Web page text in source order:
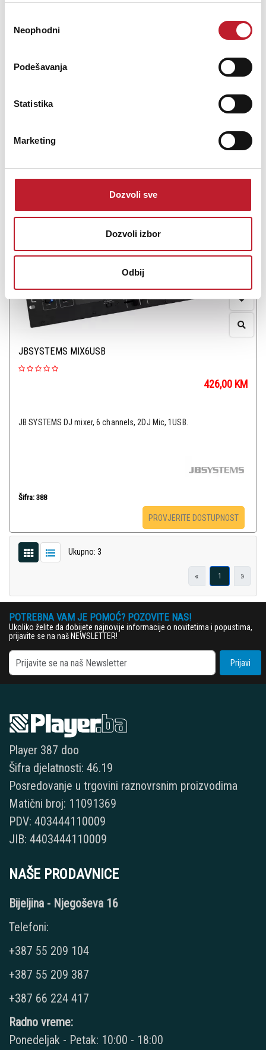
сагласности
Neophodni
Podešavanja
Statistika
Marketing
Dozvoli sve
Dozvoli izbor
Odbij
2 Independent Zones, each with balanced XLR-output
balance, volume and mono/stereo switch, 11 inputs on 5 Channels
(5 balanced mic + 4line + 2phono), 1Microphone with 3band tone
PROVJERITE DOSTUPNOST
JBSYSTEMS MIX6USB
426,00 KM
JB SYSTEMS DJ mixer, 6 channels, 2DJ Mic, 1USB.
Šifra: 388
PROVJERITE DOSTUPNOST
Ukupno: 3
« 1 »
POTREBNA VAM JE POMOĆ? POZOVITE NAS!
Ukoliko želite da dobijete najnovije informacije o novitetima i popustima,
prijavite se na naš NEWSLETTER!
Prijavi
Player 387 doo
Šifra djelatnosti: 46.19
Posredovanje u trgovini raznovrsnim proizvodima
Matični broj: 11091369
PDV: 403444110009
JIB: 4403444110009
NAŠE PRODAVNICE
Bijeljina - Njegoševa 16
Telefoni:
+387 55 209 104
+387 55 209 387
+387 66 224 417
Radno vreme:
Ponedeljak - Petak: 10:00 - 18:00